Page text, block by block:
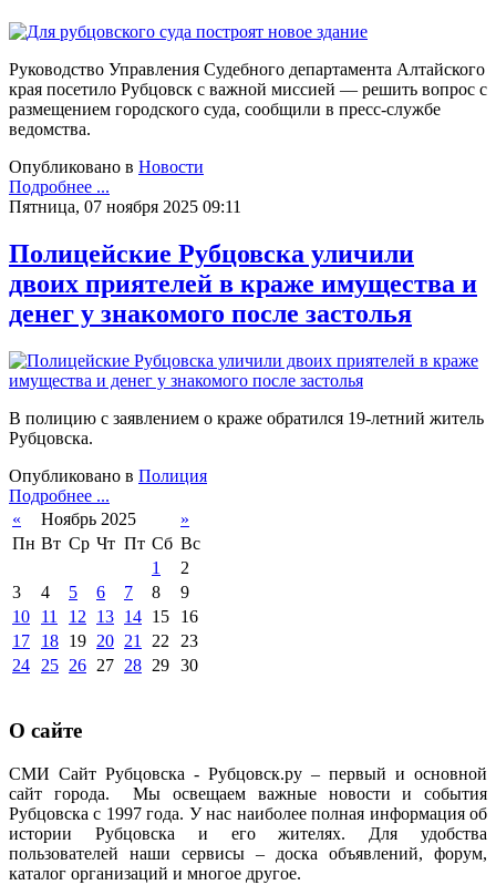
Руководство Управления Судебного департамента Алтайского
края посетило Рубцовск с важной миссией — решить вопрос с
размещением городского суда, сообщили в пресс-службе
ведомства.
Опубликовано в Новости
Подробнее ...
Пятница, 07 ноября 2025 09:11
Полицейские Рубцовска уличили
двоих приятелей в краже имущества и
денег у знакомого после застолья
В полицию с заявлением о краже обратился 19-летний житель
Рубцовска.
Опубликовано в Полиция
Подробнее ...
«
Ноябрь 2025
»
Пн Вт Ср Чт Пт Сб Вс
1
2
3
4 5 6 7 8
9
10
11 12 13 14 15
16
17
18 19 20 21 22
23
24
25 26 27 28 29 30
О сайте
СМИ Сайт Рубцовска - Рубцовск.ру – первый и основной
сайт города. Мы освещаем важные новости и события
Рубцовска с 1997 года. У нас наиболее полная информация об
истории Рубцовска и его жителях. Для удобства
пользователей наши сервисы – доска объявлений, форум,
каталог организаций и многое другое.